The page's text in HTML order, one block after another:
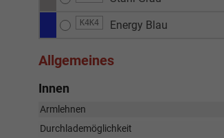
K4K4 Energy Blau
Allgemeines
Innen
Armlehnen
Durchlademöglichkeit